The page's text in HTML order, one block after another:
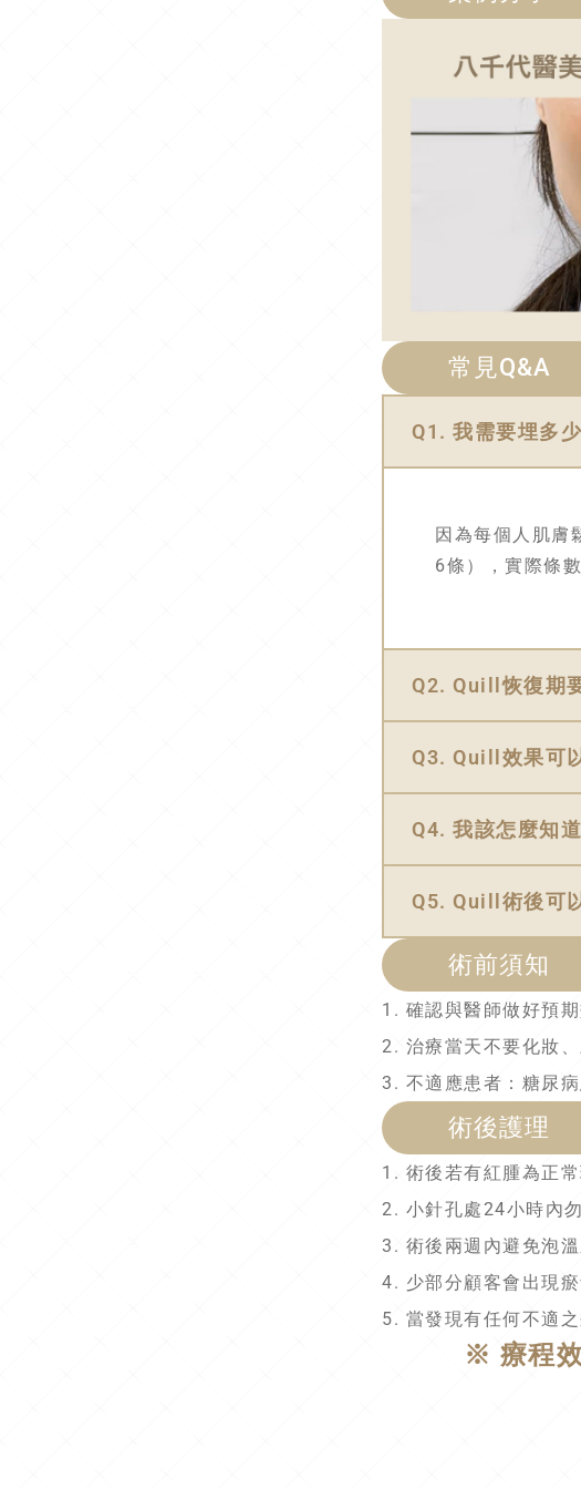
常見Q&A
Q1. 我需要埋多
因為每個人肌膚
6條），實際條
Q2. Quill恢復期
Q3. Quill效果可
Q4. 我該怎麼知
Q5. Quill術後可
術前須知
1. 確認與醫師做好預
2. 治療當天不要化妝
3. 不適應患者：糖尿
術後護理
1. 術後若有紅腫為正
2. 小針孔處24小時內
3. 術後兩週內避免泡
4. 少部分顧客會出現
5. 當發現有任何不適
※ 療程